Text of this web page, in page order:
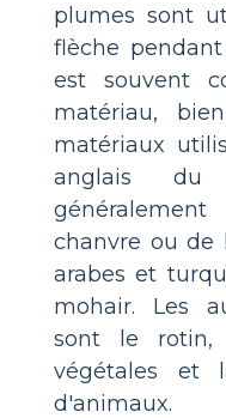
plumes sont
flèche
est souvent
matériau,
matériaux
anglais
chanvre ou de
arabes et
mohair. Les
sont le rotin,
végétales et
d'animaux.